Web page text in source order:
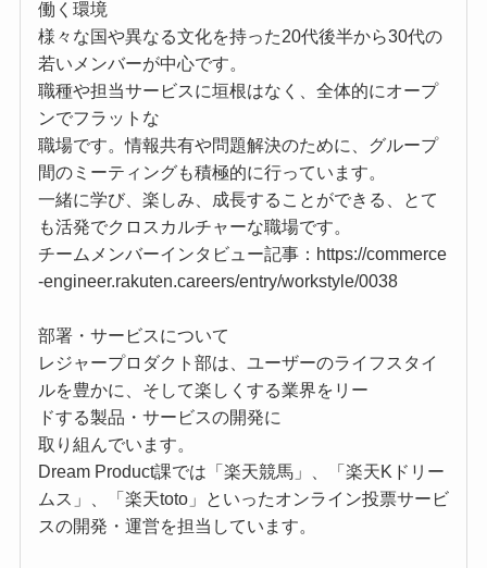
働く環境
様々な国や異なる文化を持った20代後半から30代の
若いメンバーが中心です。
職種や担当サービスに垣根はなく、全体的にオープ
ンでフラットな
職場です。情報共有や問題解決のために、グループ
間のミーティングも積極的に行っています。
一緒に学び、楽しみ、成長することができる、とて
も活発でクロスカルチャーな職場です。
チームメンバーインタビュー記事：https://commerce
-engineer.rakuten.careers/entry/workstyle/0038
部署・サービスについて
レジャープロダクト部は、ユーザーのライフスタイ
ルを豊かに、そして楽しくする業界をリー
ドする製品・サービスの開発に
取り組んでいます。
Dream Product課では「楽天競馬」、「楽天Kドリー
ムス」、「楽天toto」といったオンライン投票サービ
スの開発・運営を担当しています。